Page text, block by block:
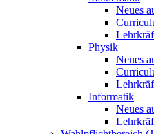
Neues
Physik
Neues
Informatik
Neues